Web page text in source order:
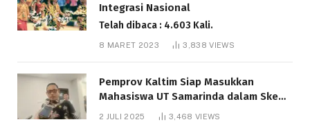
Integrasi Nasional
Telah dibaca : 4.603 Kali.
8 MARET 2023 3,838VIEWS
Pemprov Kaltim Siap Masukkan
Mahasiswa UT Samarinda dalam Skema
Bantuan Pendidikan Gratispol
2 JULI 2025 3,468 VIEWS